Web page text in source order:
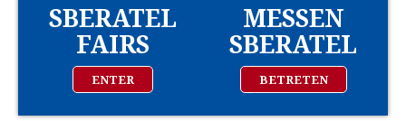
SBERATEL
FAIRS
ENTER
MESSEN
SBERATEL
BETRETEN